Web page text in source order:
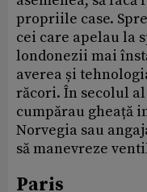
propriile case.
cei care apelau la
londonezii mai
averea și
răcori. În secolul
cumpărau gheață
Norvegia sau
să manevreze
Paris